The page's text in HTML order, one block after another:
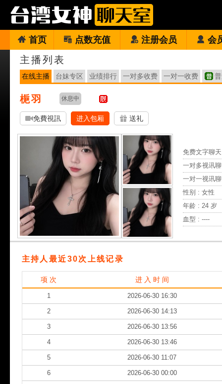
首页 点数充值 注册会员 会
主播列表
在线主播 台妹专区 业绩排行 一对多收费 一对一收费
梔羽 休息中
免費視訊 进入包厢 送礼
免费文字聊
一对多视讯
一对一视讯
性别 : 女性
年龄 : 24 岁
血型 : ----
主持人最近30次上线记录
项 次 进 入 时 间
1 2026-06-30 16:30
2 2026-06-30 14:13
3 2026-06-30 13:56
4 2026-06-30 13:46
5 2026-06-30 11:07
6 2026-06-30 00:00